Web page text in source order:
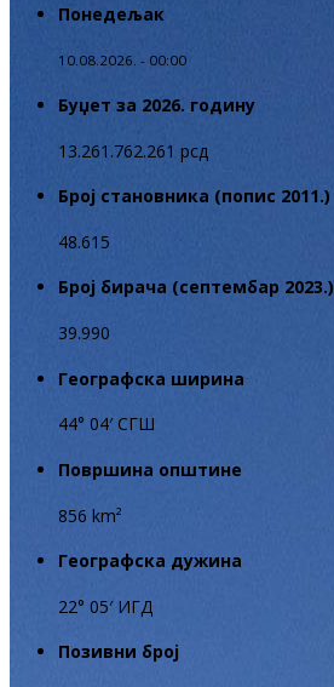
Понедељак
10.08.2026. - 00:00
Буџет за 2026. годину
13.261.762.261 рсд
Број становника (попис 2011.)
48.615
Број бирача (септембар 2023.)
39.990
Географска ширина
44° 04′ СГШ
Површина општине
856 km²
Географска дужина
22° 05′ ИГД
Позивни број